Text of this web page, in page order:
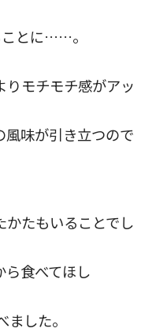
とに……。
りモチモチ感がアッ
風味が引き立つので
たもいることでし
ら食べてほし
ました。